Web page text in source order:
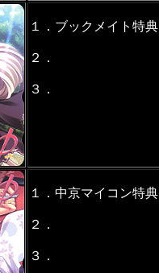
１．ブックメイト特典
２．
３．
１．中京マイコン特典
２．
３．